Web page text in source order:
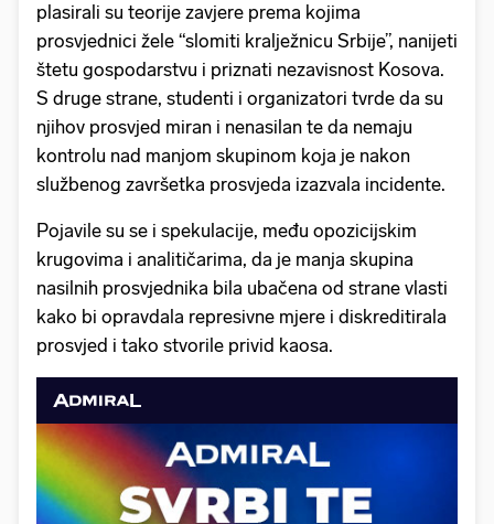
plasirali su teorije zavjere prema kojima
prosvjednici žele “slomiti kralježnicu Srbije”, nanijeti
štetu gospodarstvu i priznati nezavisnost Kosova.
S druge strane, studenti i organizatori tvrde da su
njihov prosvjed miran i nenasilan te da nemaju
kontrolu nad manjom skupinom koja je nakon
službenog završetka prosvjeda izazvala incidente.
Pojavile su se i spekulacije, među opozicijskim
krugovima i analitičarima, da je manja skupina
nasilnih prosvjednika bila ubačena od strane vlasti
kako bi opravdala represivne mjere i diskreditirala
prosvjed i tako stvorile privid kaosa.